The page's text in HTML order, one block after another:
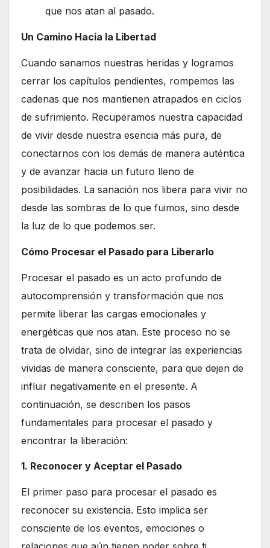
que nos atan al pasado.
Un Camino Hacia la Libertad
Cuando sanamos nuestras heridas y logramos
cerrar los capítulos pendientes, rompemos las
cadenas que nos mantienen atrapados en ciclos
de sufrimiento. Recuperamos nuestra capacidad
de vivir desde nuestra esencia más pura, de
conectarnos con los demás de manera auténtica
y de avanzar hacia un futuro lleno de
posibilidades. La sanación nos libera para vivir no
desde las sombras de lo que fuimos, sino desde
la luz de lo que podemos ser.
Cómo Procesar el Pasado para Liberarlo
Procesar el pasado es un acto profundo de
autocomprensión y transformación que nos
permite liberar las cargas emocionales y
energéticas que nos atan. Este proceso no se
trata de olvidar, sino de integrar las experiencias
vividas de manera consciente, para que dejen de
influir negativamente en el presente. A
continuación, se describen los pasos
fundamentales para procesar el pasado y
encontrar la liberación:
1. Reconocer y Aceptar el Pasado
El primer paso para procesar el pasado es
reconocer su existencia. Esto implica ser
consciente de los eventos, emociones o